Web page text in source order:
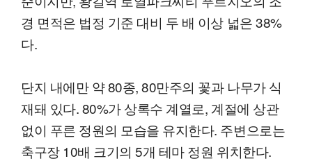
경 면적은 법정 기준 대비 두 배 이상 넓은 38%
다.
단지 내에만 약 80종, 80만주의 꽃과 나무가 식
재돼 있다. 80%가 상록수 계열로, 계절에 상관
없이 푸른 정원의 모습을 유지한다. 주변으로는
축구장 10배 크기의 5개 테마 정원 위치한다.